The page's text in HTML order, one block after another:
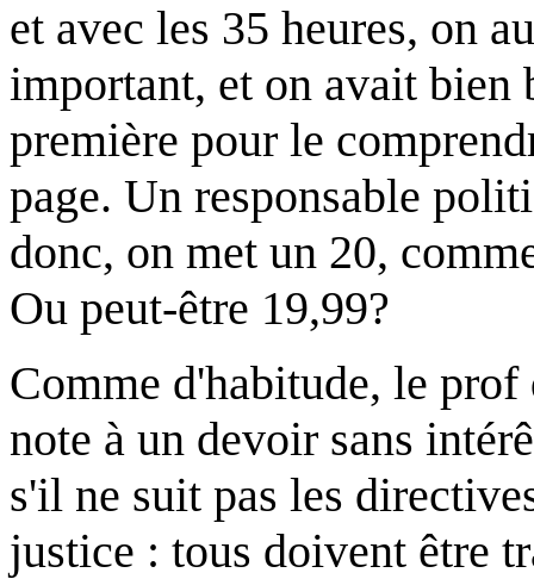
et avec les 35 heures, on
important, et on avait bien
première pour le
page. Un responsable
donc, on met un 20,
Ou peut-être 19,99?
Comme d'habitude, le prof
note à un devoir sans
s'il ne suit pas les
justice : tous doivent être